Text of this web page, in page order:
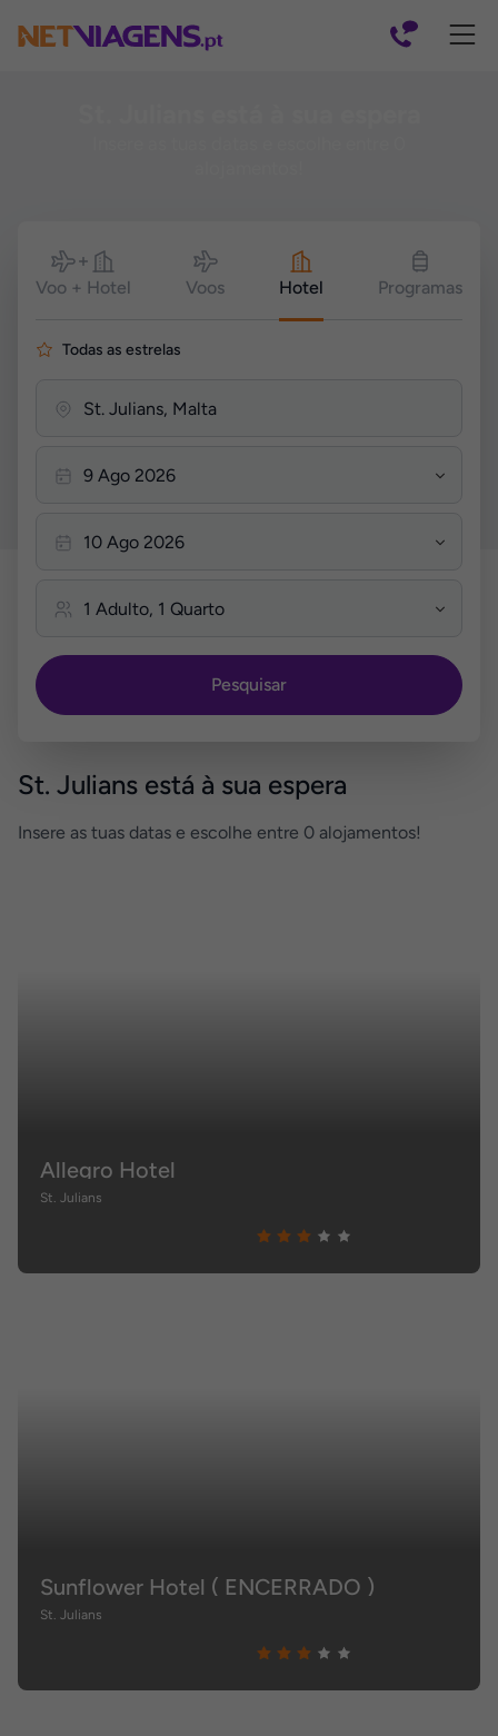
Pesquisar
Voo + Hotel Voos Hotel Programas
Todas as estrelas
Pesquisar
St. Julians está à sua espera
Insere as tuas datas e escolhe entre 0 alojamentos!
Allegro Hotel
St. Julians
Sunflower Hotel ( ENCERRADO )
St. Julians